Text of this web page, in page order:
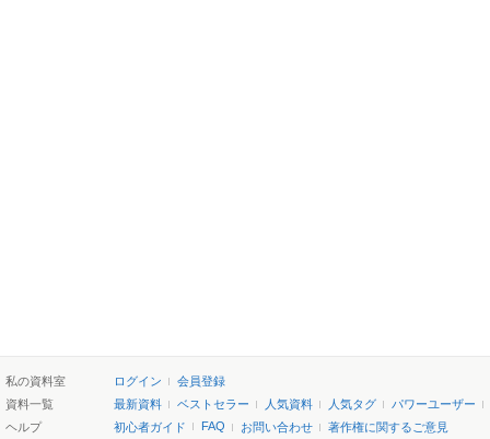
私の資料室 ログイン
会員登録
資料一覧
最新資料 ベストセラー 人気資料 人気タグ
パワーユーザー
ヘルプ
初心者ガイド FAQ お問い合わせ 著作権に関するご意見